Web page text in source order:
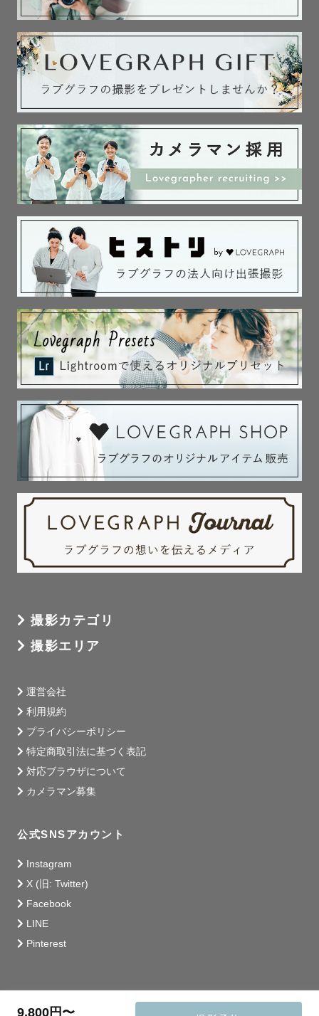
9,800円〜
撮影カテゴリ
撮影エリア
運営会社
利用規約
プライバシーポリシー
特定商取引法に基づく表記
対応ブラウザについて
カメラマン募集
公式SNSアカウント
Instagram
X (旧: Twitter)
Facebook
LINE
Pinterest